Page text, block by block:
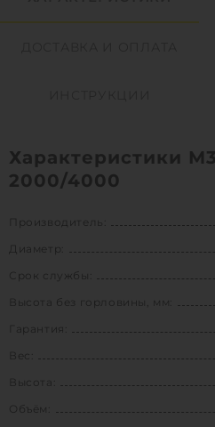
Характеристики
2000/4000
Производитель:
Диаметр:
Срок службы:
Высота без горловины, мм:
Гарантия:
Высота:
Объём: